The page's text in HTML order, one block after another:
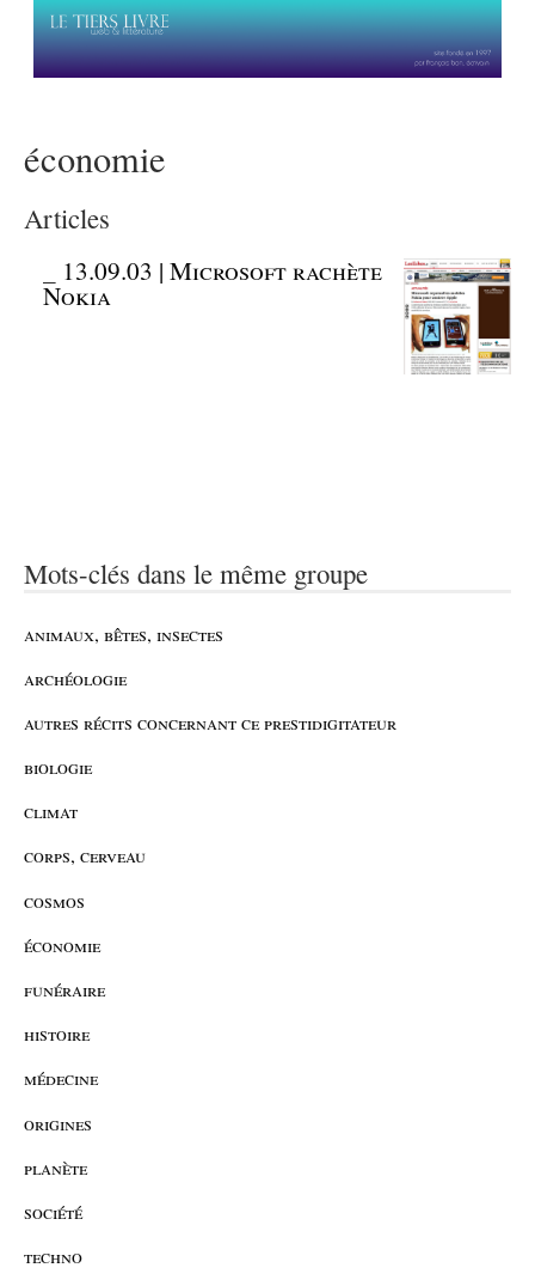
économie
Articles
13.09.03 | Microsoft rachète
Nokia
Mots-clés dans le même groupe
animaux, bêtes, insectes
archéologie
autres récits concernant ce prestidigitateur
biologie
climat
corps, cerveau
cosmos
économie
funéraire
histoire
médecine
origines
planète
société
techno